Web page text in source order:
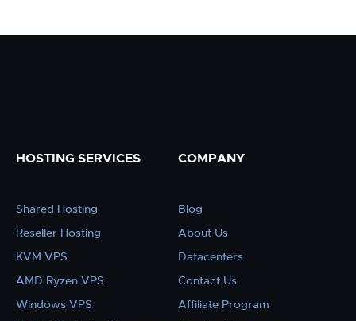
HOSTING SERVICES
Shared Hosting
Reseller Hosting
KVM VPS
AMD Ryzen VPS
Windows VPS
COMPANY
Blog
About Us
Datacenters
Contact Us
Affiliate Program